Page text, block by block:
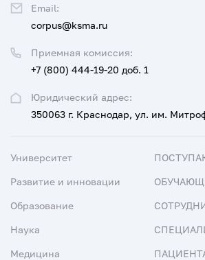
Юридический адрес:
350063 г. Краснодар, ул. им.
Приемная комиссия:
+7 (800) 444-19-20 доб. 1
Email:
corpus@ksma.ru
Университет
Развитие и инновации
Образование
Наука
Медицина